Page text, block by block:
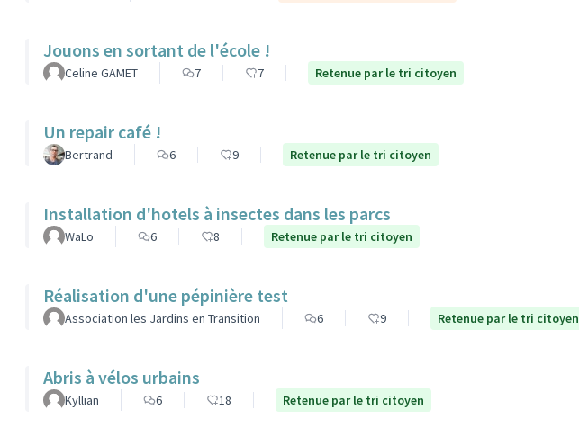
Jouons en sortant de l'école !
Celine GAMET 7 7 Retenue par le tri citoyen
Un repair café !
Bertrand 6 9 Retenue par le tri citoyen
Installation d'hotels à insectes dans les parcs
WaLo 6 8 Retenue par le tri citoyen
Réalisation d'une pépinière test
Association les Jardins en Transition 6 9 Retenue par le tri citoyen
Abris à vélos urbains
Kyllian 6 18 Retenue par le tri citoyen